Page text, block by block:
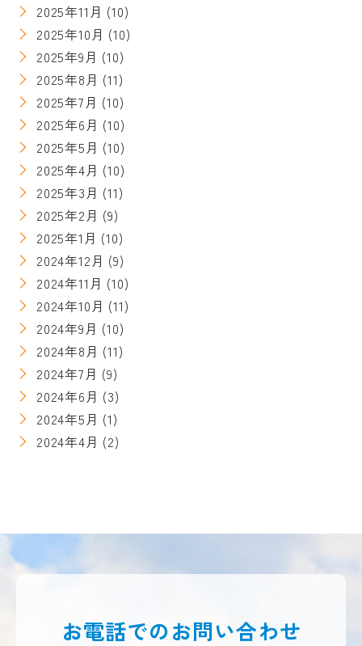
2025年11月 (10)
2025年10月 (10)
2025年9月 (10)
2025年8月 (11)
2025年7月 (10)
2025年6月 (10)
2025年5月 (10)
2025年4月 (10)
2025年3月 (11)
2025年2月 (9)
2025年1月 (10)
2024年12月 (9)
2024年11月 (10)
2024年10月 (11)
2024年9月 (10)
2024年8月 (11)
2024年7月 (9)
2024年6月 (3)
2024年5月 (1)
2024年4月 (2)
お電話でのお問い合わせ